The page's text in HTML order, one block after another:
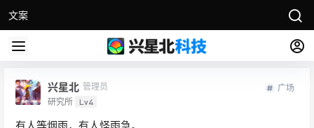
文案
兴星北 管理员
研究所 Lv4
广场